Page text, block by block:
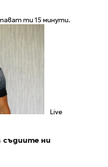
ти 15 минути.
Live
съдиите ни